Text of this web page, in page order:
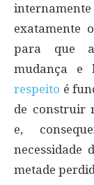
exatamente
para que
mudança e
respeito é
de construir
e,
necessidade
metade